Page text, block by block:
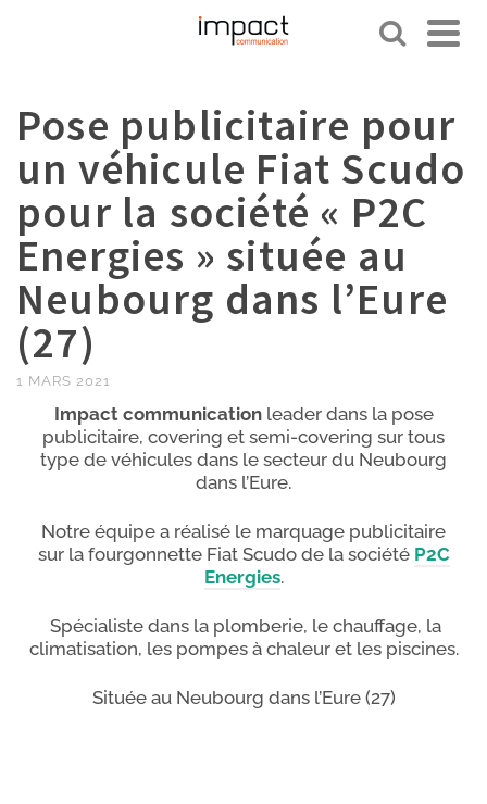
Pose publicitaire pour
un véhicule Fiat Scudo
pour la société « P2C
Energies » située au
Neubourg dans l’Eure
(27)
1 MARS 2021
Impact communicationleader dans la pose
publicitaire, covering et semi-covering sur tous
type de véhicules dans le secteur du Neubourg
dans l’Eure.
Notre équipe a réalisé le marquage publicitaire
sur la fourgonnette Fiat Scudo de la société P2C
Energies.
Spécialiste dans la plomberie, le chauffage, la
climatisation, les pompes à chaleur et les piscines.
Située au Neubourg dans l’Eure (27)